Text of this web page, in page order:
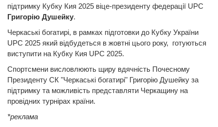
підтримку Кубку Кия 2025 віце-президенту федерації UPC
Григорію Душейку.
Черкаські богатирі, в рамках підготовки до Кубку України
UPC 2025 який відбудеться в жовтні цього року, готуються
виступити на Кубку Кия UPC 2025.
Спортсмени висловлюють щиру вдячність Почесному
Президенту СК "Черкаські богатирі" Григорію Душейку за
підтримку та можливість представляти Черкащину на
провідних турнірах країни.
*реклама